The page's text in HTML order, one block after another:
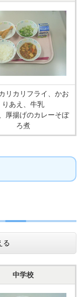
リカリフライ、かお
りあえ、牛乳
厚揚げのカレーそぼ
ろ煮
る
中学校